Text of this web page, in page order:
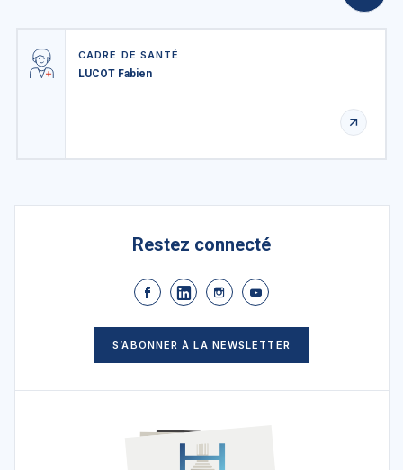
CADRE DE SANTÉ
LUCOT Fabien
Restez connecté
S’ABONNER À LA NEWSLETTER